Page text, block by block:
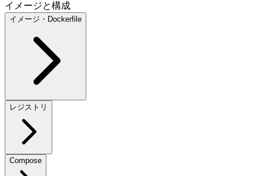
イメージと構成
イメージ・Dockerfile
レジストリ
Compose